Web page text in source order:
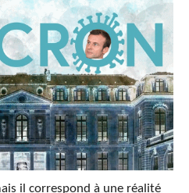
il correspond à une réalité